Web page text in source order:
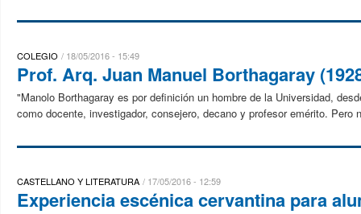
COLEGIO 18/05/2016 - 15:49
Prof. Arq. Juan Manuel Borthagaray
"Manolo Borthagaray es por definición un hombre de la Universidad,
como docente, investigador, consejero, decano y profesor emérito. Pero
CASTELLANO Y LITERATURA 17/05/2016 - 12:59
Experiencia escénica cervantina para